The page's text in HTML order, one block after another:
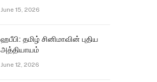
June 15, 2026
ஹபீபி: தமிழ் சினிமாவின் புதிய
அத்தியாயம்
June 12, 2026